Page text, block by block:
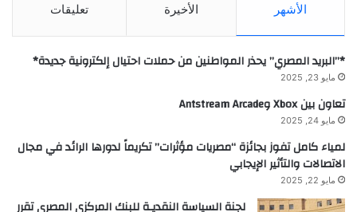
الأشهر الأخيرة تعليقات
*”البريد المصري” يحذر المواطنين من حملات احتيال إلكترونية جديدة*
مايو 23, 2025
تعاون بين Xbox وAntstream Arcade
مايو 24, 2025
لمياء كامل تفوز بجائزة “مصريات مؤثرات” تكريماً لدورها الرائد في مجال
الاتصالات والتأثير الإيجابي
مايو 22, 2025
لجنة السياسة النقديـة للبنك المركزي المصرى تقرر